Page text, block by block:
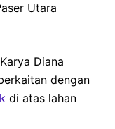
Utara
Diana
dengan
di atas lahan